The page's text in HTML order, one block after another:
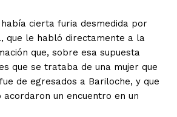
cierta furia desmedida por
que le habló directamente a la
que, sobre esa supuesta
que se trataba de una mujer que
de egresados a Bariloche, y que
acordaron un encuentro en un